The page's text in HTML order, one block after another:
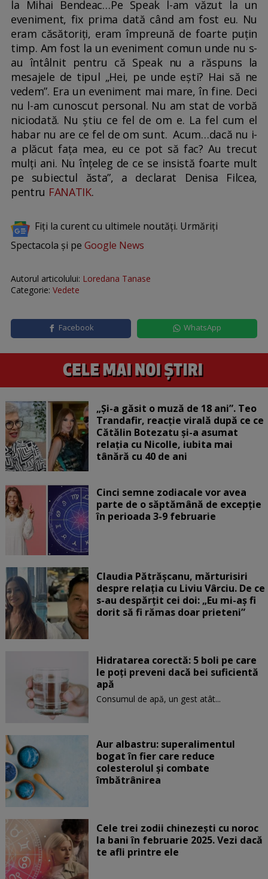
la Mihai Bendeac…Pe Speak l-am văzut la un
eveniment, fix prima dată când am fost eu. Nu
eram căsătoriți, eram împreună de foarte puțin
timp. Am fost la un eveniment comun unde nu s-
au întâlnit pentru că Speak nu a răspuns la
mesajele de tipul „Hei, pe unde ești? Hai să ne
vedem”. Era un eveniment mai mare, în fine. Deci
nu l-am cunoscut personal. Nu am stat de vorbă
niciodată. Nu știu ce fel de om e. La fel cum el
habar nu are ce fel de om sunt. Acum…dacă nu i-
a plăcut fața mea, eu ce pot să fac? Au trecut
mulți ani. Nu înțeleg de ce se insistă foarte mult
pe subiectul ăsta”, a declarat Denisa Filcea,
pentru FANATIK.
Fiți la curent cu ultimele noutăți. Urmăriți
Spectacola și pe Google News
Autorul articolului: Loredana Tanase
Categorie: Vedete
Facebook WhatsApp
„Și-a găsit o muză de 18 ani”. Teo
Trandafir, reacție virală după ce ce
Cătălin Botezatu și-a asumat
relația cu Nicolle, iubita mai
tânără cu 40 de ani
Cinci semne zodiacale vor avea
parte de o săptămână de excepție
în perioada 3-9 februarie
Claudia Pătrășcanu, mărturisiri
despre relația cu Liviu Vârciu. De ce
s-au despărțit cei doi: „Eu mi-aș fi
dorit să fi rămas doar prieteni”
Hidratarea corectă: 5 boli pe care
le poți preveni dacă bei suficientă
apă
Consumul de apă, un gest atât...
Aur albastru: superalimentul
bogat în fier care reduce
colesterolul și combate
îmbătrânirea
Cele trei zodii chinezești cu noroc
la bani în februarie 2025. Vezi dacă
te afli printre ele